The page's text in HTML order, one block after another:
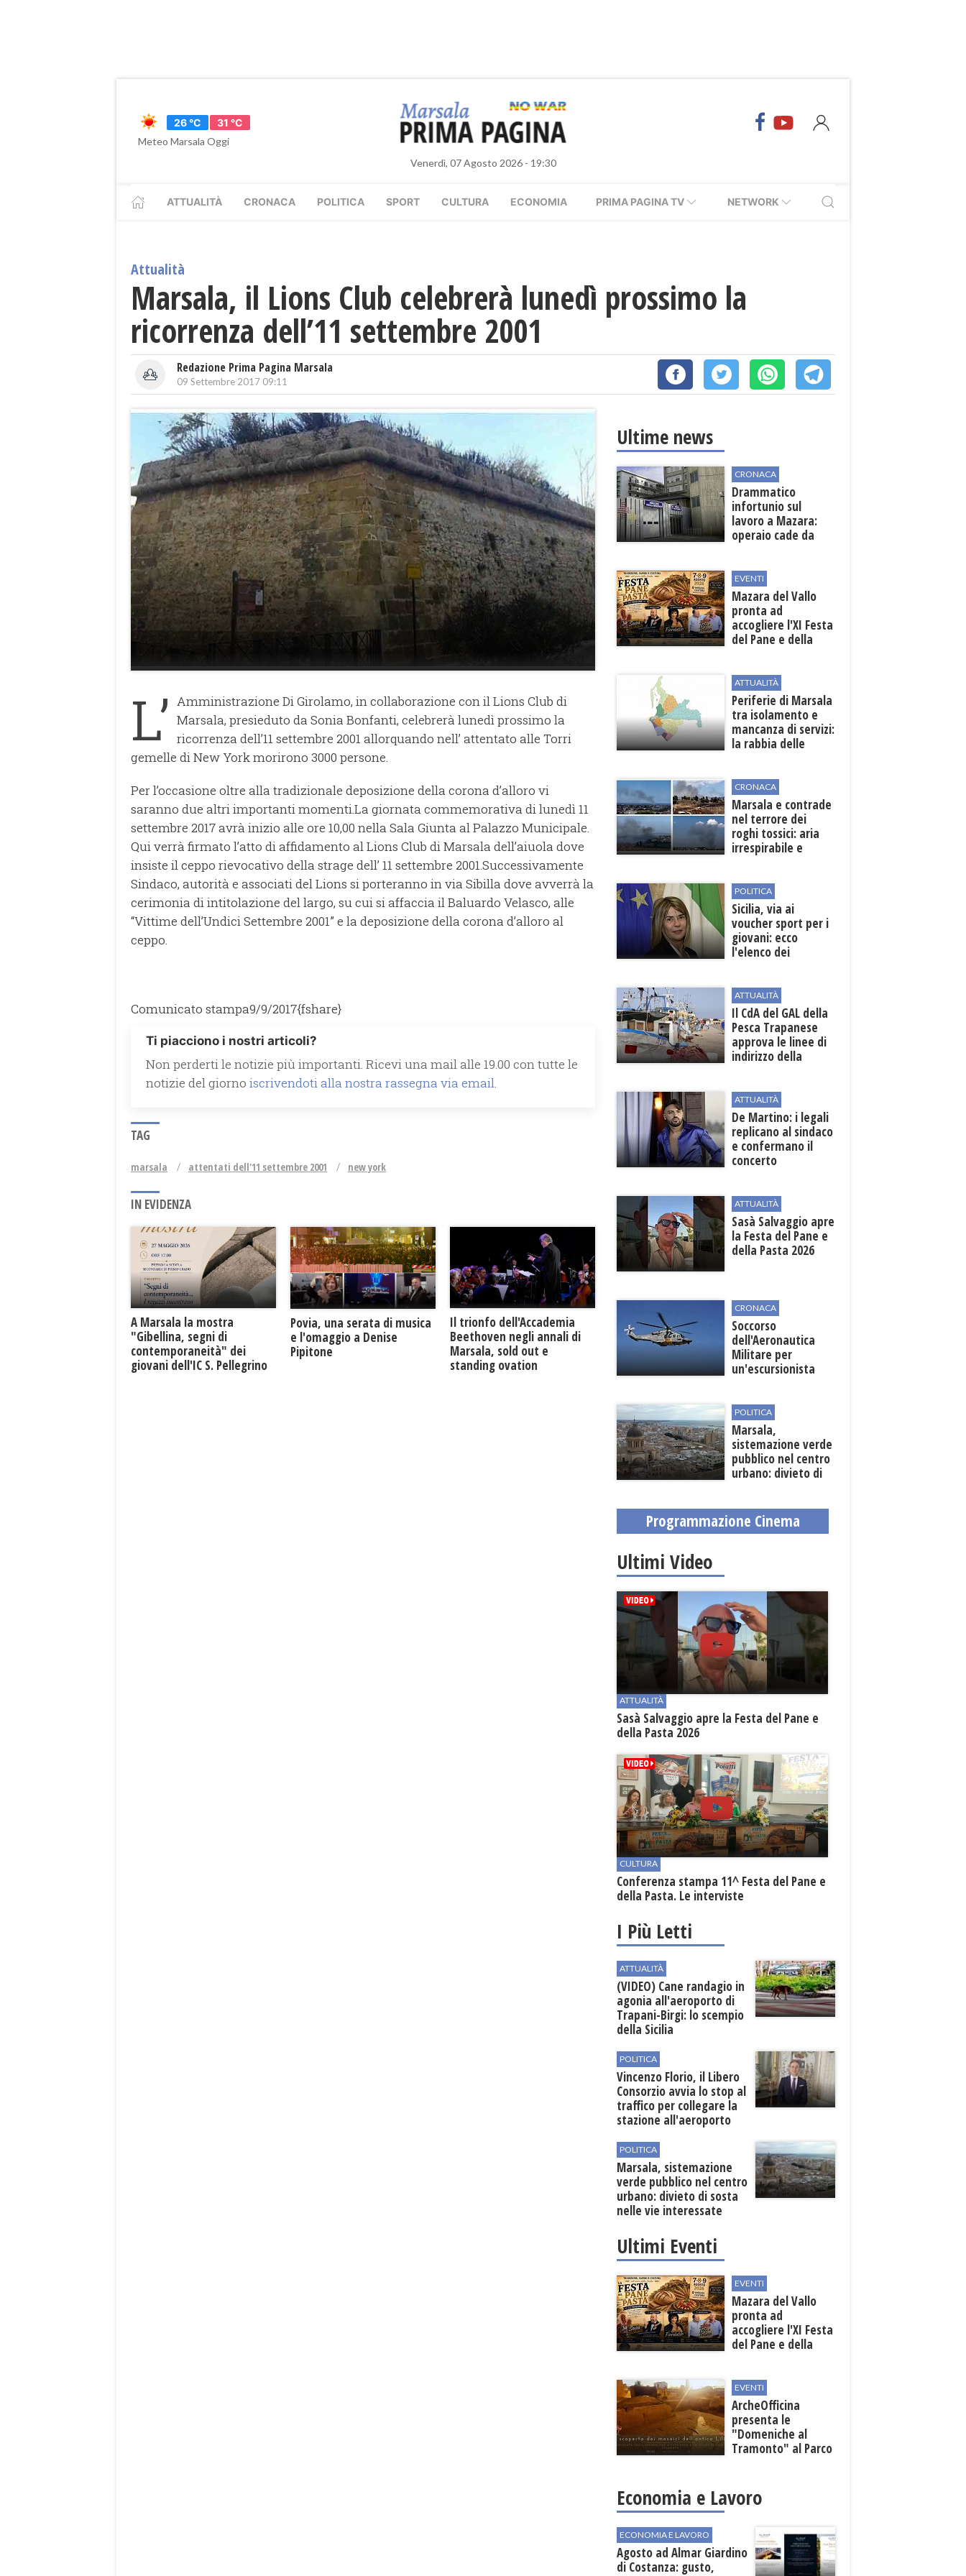
26 °C
31 °C
Meteo Marsala Oggi
Venerdì, 07 Agosto 2026 - 19:30
ATTUALITÀ CRONACA POLITICA SPORT CULTURA ECONOMIA PRIMA PAGINA TV NETWORK
Attualità
Marsala, il Lions Club celebrerà lunedì prossimo la
ricorrenza dell’11 settembre 2001
Redazione Prima Pagina Marsala
09 Settembre 2017 09:11
L’ Amministrazione Di Girolamo, in collaborazione con il Lions Club di
Marsala, presieduto da Sonia Bonfanti, celebrerà lunedì prossimo la
ricorrenza dell’11 settembre 2001 allorquando nell’ attentato alle Torri
gemelle di New York morirono 3000 persone.
Per l’occasione oltre alla tradizionale deposizione della corona d’alloro vi
saranno due altri importanti momenti.La giornata commemorativa di lunedì 11
settembre 2017 avrà inizio alle ore 10,00 nella Sala Giunta al Palazzo Municipale.
Qui verrà firmato l’atto di affidamento al Lions Club di Marsala dell’aiuola dove
insiste il ceppo rievocativo della strage dell’ 11 settembre 2001.Successivamente
Sindaco, autorità e associati del Lions si porteranno in via Sibilla dove avverrà la
cerimonia di intitolazione del largo, su cui si affaccia il Baluardo Velasco, alle
“Vittime dell’Undici Settembre 2001” e la deposizione della corona d’alloro al
ceppo.
Comunicato stampa9/9/2017{fshare}
Ti piacciono i nostri articoli?
Non perderti le notizie più importanti. Ricevi una mail alle 19.00 con tutte le
notizie del giorno iscrivendoti alla nostra rassegna via email.
TAG
marsala attentati dell'11 settembre 2001 new york
IN EVIDENZA
A Marsala la mostra
"Gibellina, segni di
contemporaneità" dei
giovani dell'IC S. Pellegrino
Povia, una serata di musica
e l'omaggio a Denise
Pipitone
Il trionfo dell'Accademia
Beethoven negli annali di
Marsala, sold out e
standing ovation
Ultime news
CRONACA
Drammatico
infortunio sul
lavoro a Mazara:
operaio cade da
EVENTI
Mazara del Vallo
pronta ad
accogliere l'XI Festa
del Pane e della
ATTUALITÀ
Periferie di Marsala
tra isolamento e
mancanza di servizi:
la rabbia delle
CRONACA
Marsala e contrade
nel terrore dei
roghi tossici: aria
irrespirabile e
POLITICA
Sicilia, via ai
voucher sport per i
giovani: ecco
l'elenco dei
ATTUALITÀ
Il CdA del GAL della
Pesca Trapanese
approva le linee di
indirizzo della
sviluppo
ATTUALITÀ
De Martino: i legali
replicano al sindaco
e confermano il
concerto
ATTUALITÀ
Sasà Salvaggio apre
la Festa del Pane e
della Pasta 2026
CRONACA
Soccorso
dell'Aeronautica
Militare per
un'escursionista
POLITICA
Marsala,
sistemazione verde
pubblico nel centro
urbano: divieto di
Programmazione Cinema
Ultimi Video
ATTUALITÀ
Sasà Salvaggio apre la Festa del Pane e
della Pasta 2026
CULTURA
Conferenza stampa 11^ Festa del Pane e
della Pasta. Le interviste
I Più Letti
ATTUALITÀ
(VIDEO) Cane randagio in
agonia all'aeroporto di
Trapani-Birgi: lo scempio
della Sicilia
POLITICA
Vincenzo Florio, il Libero
Consorzio avvia lo stop al
traffico per collegare la
stazione all'aeroporto
POLITICA
Marsala, sistemazione
verde pubblico nel centro
urbano: divieto di sosta
nelle vie interessate
Ultimi Eventi
EVENTI
Mazara del Vallo
pronta ad
accogliere l'XI Festa
del Pane e della
EVENTI
ArcheOfficina
presenta le
"Domeniche al
Tramonto" al Parco
Economia e Lavoro
ECONOMIA E LAVORO
Agosto ad Almar Giardino
di Costanza: gusto,